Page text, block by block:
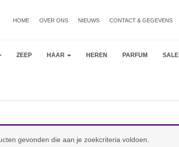
HOME OVER ONS NIEUWS CONTACT & GEGEVENS
ZEEP HAAR HEREN PARFUM SALE
gevonden die aan je zoekcriteria voldoen.